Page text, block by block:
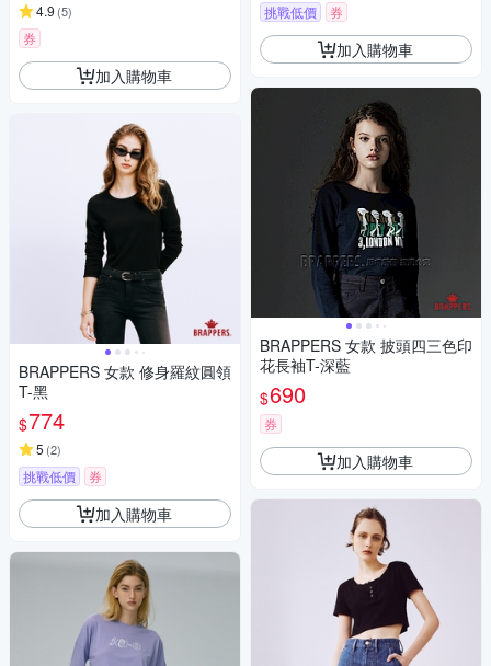
4.9 (5)
券
加入購物車
BRAPPERS 女款 修身羅紋圓領
T-黑
$774
5 (2)
挑戰低價 券
加入購物車
挑戰低價 券
加入購物車
BRAPPERS 女款 披頭四三色印
花長袖T-深藍
$690
券
加入購物車